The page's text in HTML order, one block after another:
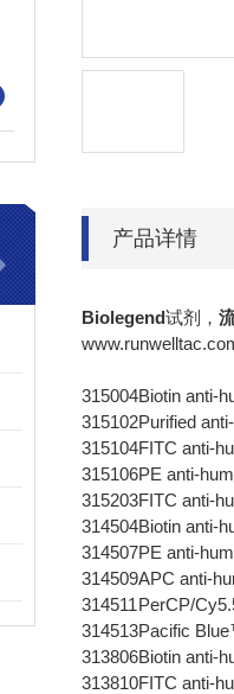
产品详情
Biolegend试剂，
315004Biotin anti-
315102Purified
315104FITC anti-
315106PE anti-
315203FITC anti-
314504Biotin anti-
314507PE anti-
314509APC anti-
314511PerCP/
314513Pacific
313806Biotin anti-
313810FITC anti-